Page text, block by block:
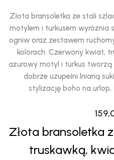
Złota bransoletka
truskawką,
Złota bransoletka ze stali
motylem i turkusem wyróżnia
ogniw oraz zestawem
kolorach. Czerwony kwiat,
ażurowy motyl i turkus tworzą
dobrze uzupełni lnianą
stylizację boho na urlop,